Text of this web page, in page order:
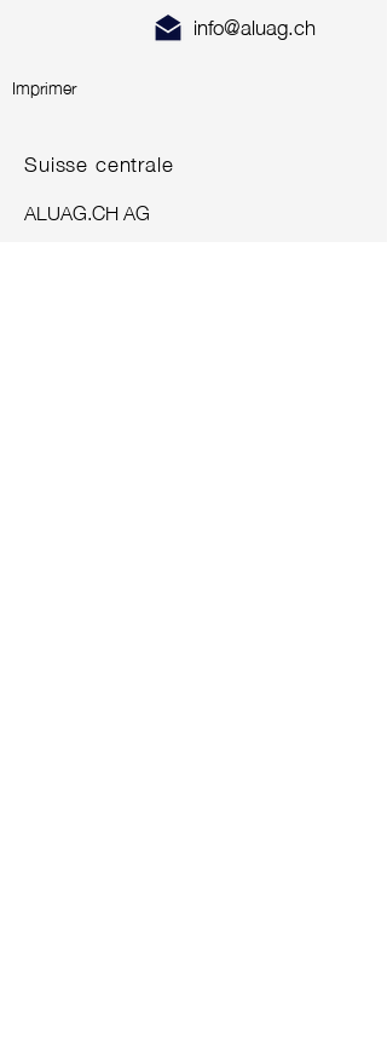
info@aluag.ch
Imprimer
Suisse centrale
ALUAG.CH AG